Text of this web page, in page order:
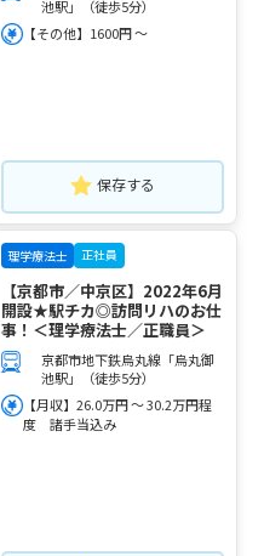
池駅」（徒歩5分）
【その他】1600円 ～
保存する
理学療法士 正社員
【京都市／中京区】2022年6月
開設★駅チカ◎訪問リハのお仕
事！＜理学療法士／正職員＞
京都市地下鉄烏丸線「烏丸御
池駅」（徒歩5分）
【月収】26.0万円 ～ 30.2万円程
度 諸手当込み